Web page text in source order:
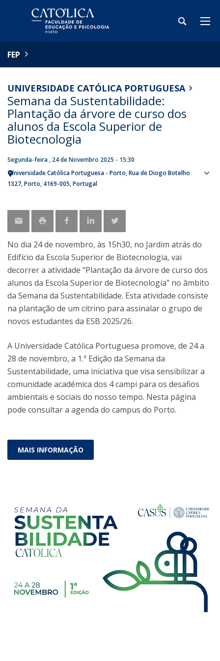
FEP
UNIVERSIDADE CATÓLICA PORTUGUESA
Semana da Sustentabilidade:
Plantação da árvore de curso dos
alunos da Escola Superior de
Biotecnologia
Segunda-feira , 24 de Novembro 2025 - 15:30
Universidade Católica Portuguesa - Porto Rua de Diogo Botelho
1327 Porto 4169-005 Portugal
No dia 24 de novembro, às 15h30, no Jardim atrás do
Edifício da Escola Superior de Biotecnologia, vai
decorrer a atividade "Plantação da árvore de curso dos
alunos da Escola Superior de Biotecnologia" no âmbito
da Semana da Sustentabilidade. Esta atividade consiste
na plantação de um citrino para assinalar o grupo de
novos estudantes da ESB 2025/26.
A Universidade Católica Portuguesa promove, de 24 a
28 de novembro, a 1.ª Edição da Semana da
Sustentabilidade, uma iniciativa que visa sensibilizar a
comunidade académica dos 4 campi para os desafios
ambientais e sociais do nosso tempo. Nesta página
pode consultar a agenda do campus do Porto.
MAIS INFORMAÇÃO